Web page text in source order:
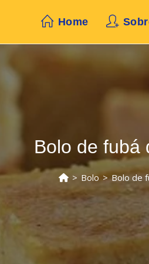
Home
Bolo de fubá
> Bolo > Bolo de